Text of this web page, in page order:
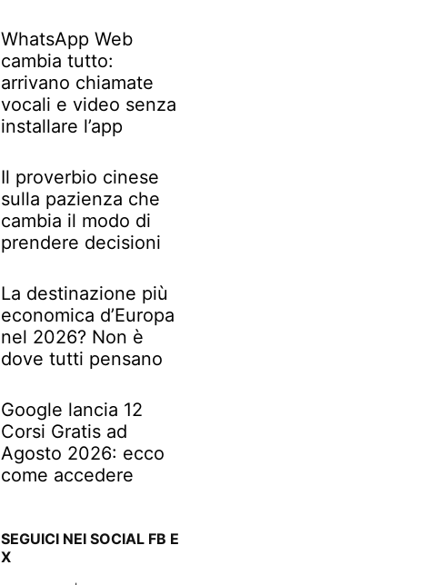
WhatsApp Web
cambia tutto:
arrivano chiamate
vocali e video senza
installare l’app
Il proverbio cinese
sulla pazienza che
cambia il modo di
prendere decisioni
La destinazione più
economica d’Europa
nel 2026? Non è
dove tutti pensano
Google lancia 12
Corsi Gratis ad
Agosto 2026: ecco
come accedere
SEGUICI NEI SOCIAL FB E
X